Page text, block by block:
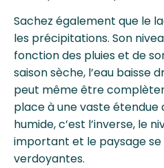
Sachez également que le
les précipitations. Son
fonction des pluies et de
saison sèche, l’eau baisse
peut même être
place à une vaste étendue
humide, c’est l’inverse, le
important et le paysage
verdoyantes.